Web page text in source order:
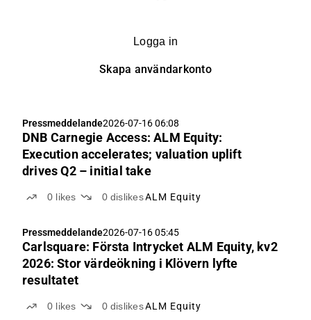
Logga in
Skapa användarkonto
Pressmeddelande2026-07-16 06:08
DNB Carnegie Access: ALM Equity:
Execution accelerates; valuation uplift
drives Q2 – initial take
0 likes 0 dislikesALM Equity
Pressmeddelande2026-07-16 05:45
Carlsquare: Första Intrycket ALM Equity, kv2
2026: Stor värdeökning i Klövern lyfte
resultatet
0 likes 0 dislikesALM Equity